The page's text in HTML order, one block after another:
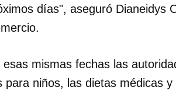
días", aseguró Dianeidys
esas mismas fechas las
para niños, las dietas médicas